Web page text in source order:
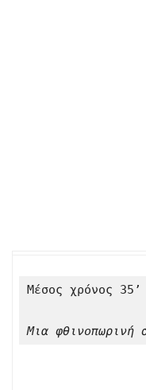
Μέσος χρόνος 35’
Μια